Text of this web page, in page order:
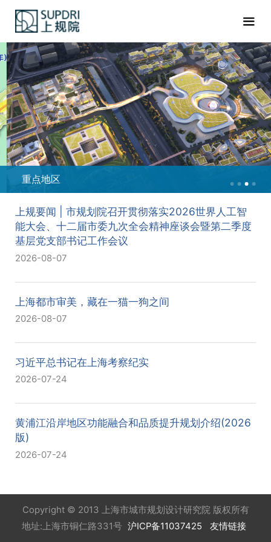
重点地区
上规要闻 | 市规划院召开贯彻落实2026世界人工智
能大会、十二届市委九次全会精神座谈会暨第二季度
基层党支部书记工作会议
2026-08-07
上海都市审美，藏在一猫一狗之间
2026-08-07
习近平总书记在上海考察纪实
2026-07-24
黄浦江沿岸地区功能融合和品质提升规划介绍(2026
版)
2026-07-24
Copyright © 2013 上海市城市规划设计研究院 版权所有
地址:上海市铜仁路331号 沪ICP备11037425 友情链接